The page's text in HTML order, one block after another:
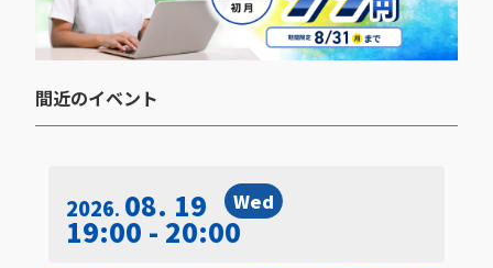
間近のイベント​
2026 08. 19 Wed
19:00 - 20:00